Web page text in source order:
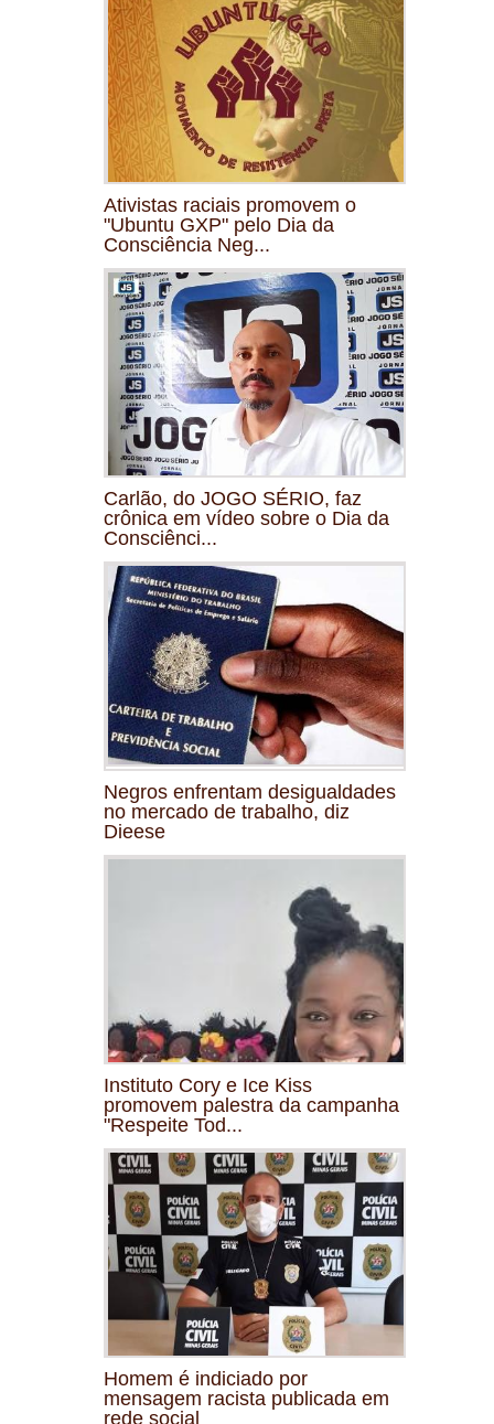
Ativistas raciais promovem o
"Ubuntu GXP" pelo Dia da
Consciência Neg...
Carlão, do JOGO SÉRIO, faz
crônica em vídeo sobre o Dia da
Consciênci...
Negros enfrentam desigualdades
no mercado de trabalho, diz
Dieese
Instituto Cory e Ice Kiss
promovem palestra da campanha
"Respeite Tod...
Homem é indiciado por
mensagem racista publicada em
rede social